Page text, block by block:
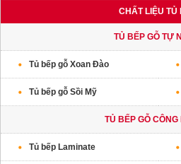
CHẤT LIỆU TỦ
TỦ BẾP GỖ TỰ
Tủ bếp gỗ Xoan Đào
Tủ bếp gỗ Sồi Mỹ
TỦ BẾP GỖ CÔNG
Tủ bếp Laminate